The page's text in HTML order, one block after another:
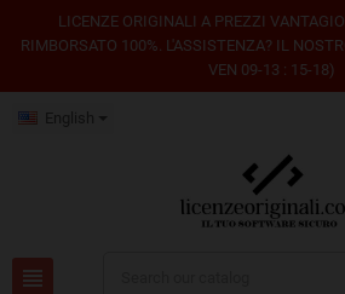
LICENZE ORIGINALI A PREZZI
RIMBORSATO 100%. L'ASSISTENZA? IL
VEN 09-13 : 15-18)
view_headline